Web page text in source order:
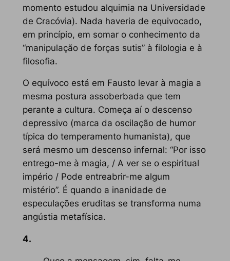
momento estudou alquimia na Universidade
de Cracóvia). Nada haveria de equivocado,
em princípio, em somar o conhecimento da
“manipulação de forças sutis” à filologia e à
filosofia.
O equívoco está em Fausto levar à magia a
mesma postura assoberbada que tem
perante a cultura. Começa aí o descenso
depressivo (marca da oscilação de humor
típica do temperamento humanista), que
será mesmo um descenso infernal: “Por isso
entrego-me à magia, / A ver se o espiritual
império / Pode entreabrir-me algum
mistério”. É quando a inanidade de
especulações eruditas se transforma numa
angústia metafísica.
4.